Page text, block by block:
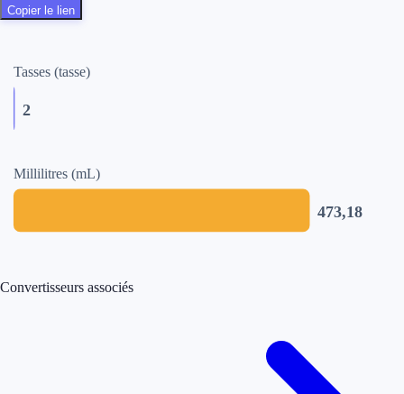
Copier le lien
Tasses (tasse)
2
Millilitres (mL)
473,18
Convertisseurs associés